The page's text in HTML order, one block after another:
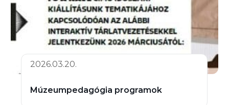
2026.03.20.
Múzeumpedagógia programok